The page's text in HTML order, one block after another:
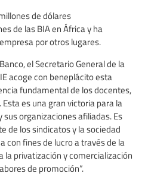
de dólares
de las BIA en África y ha
por otros lugares.
el Secretario General de la
acoge con beneplácito esta
fundamental de los docentes,
es una gran victoria para la
organizaciones afiliadas. Es
de los sindicatos y la sociedad
con fines de lucro a través de la
la privatización y comercialización
de promoción”.